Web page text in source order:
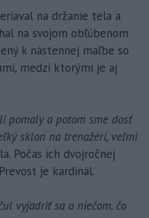
na držanie tela a
na svojom obľúbenom
k nástennej maľbe so
medzi ktorými je aj
pomaly a potom sme dosť
sklon na trenažéri, veľmi
Počas ich dvojročnej
je kardinál.
vyjadriť sa o niečom, čo